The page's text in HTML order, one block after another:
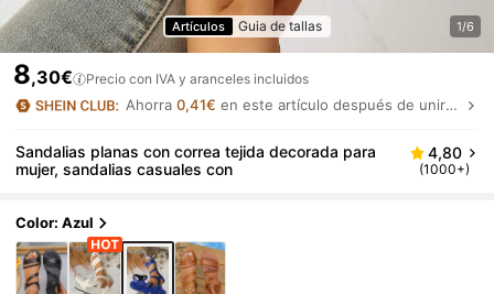
Artículos Guia de tallas 1/6
8,30€ Precio con IVA y aranceles incluidos
Ahorra0,41€ en este artículo después de unirte.
Sandalias planas con correa tejida decorada para
mujer, sandalias casuales con
4,80
(1000+)
Color: Azul